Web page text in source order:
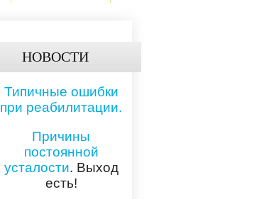
НОВОСТИ
Типичные ошибки
при реабилитации.
Причины
постоянной
усталости. Выход
есть!